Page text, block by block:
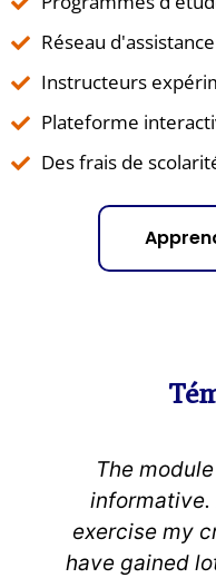
Réseau
Instructeurs
Plateforme
Des frais de
The
informative.
exercise my
have gained